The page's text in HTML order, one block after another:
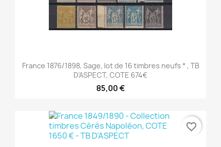
France 1876/1898, Sage, lot de 16 timbres neufs * , TB
D'ASPECT, COTE 674€
85,00 €
favorite_border